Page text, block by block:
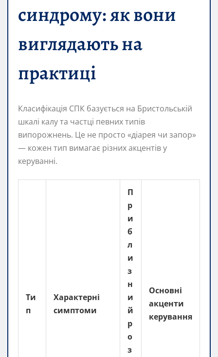
синдрому: як вони
виглядають на
практиці
Класифікація СПК базується на Бристольській
шкалі калу та частці певних типів
випорожнень. Це не просто «діарея чи запор»
— кожен тип вимагає різних акцентів у
керуванні.
Ти
п
Характерні
симптоми
П
р
и
б
л
и
з
н
и
й
р
о
з
Основні
акценти
керування